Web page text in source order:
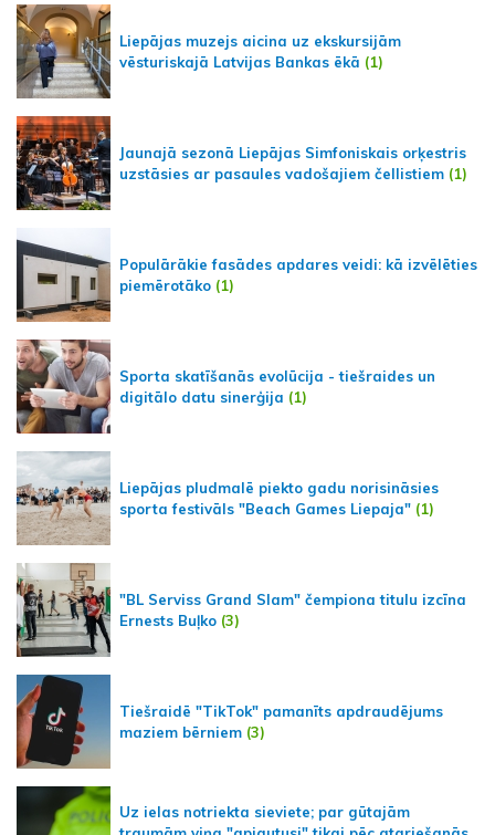
Liepājas muzejs aicina uz ekskursijām
vēsturiskajā Latvijas Bankas ēkā (1)
Jaunajā sezonā Liepājas Simfoniskais orķestris
uzstāsies ar pasaules vadošajiem čellistiem (1)
Populārākie fasādes apdares veidi: kā izvēlēties
piemērotāko (1)
Sporta skatīšanās evolūcija - tiešraides un
digitālo datu sinerģija (1)
Liepājas pludmalē piekto gadu norisināsies
sporta festivāls "Beach Games Liepaja" (1)
"BL Serviss Grand Slam" čempiona titulu izcīna
Ernests Buļko (3)
Tiešraidē "TikTok" pamanīts apdraudējums
maziem bērniem (3)
Uz ielas notriekta sieviete; par gūtajām